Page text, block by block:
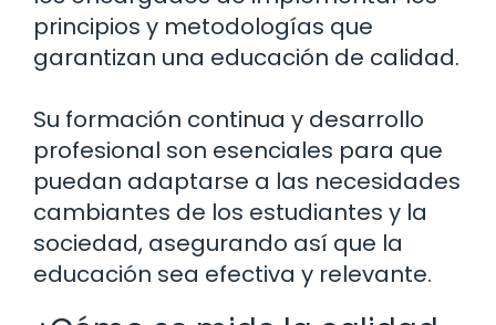
principios y metodologías que
garantizan una educación de calidad.
Su formación continua y desarrollo
profesional son esenciales para que
puedan adaptarse a las necesidades
cambiantes de los estudiantes y la
sociedad, asegurando así que la
educación sea efectiva y relevante.